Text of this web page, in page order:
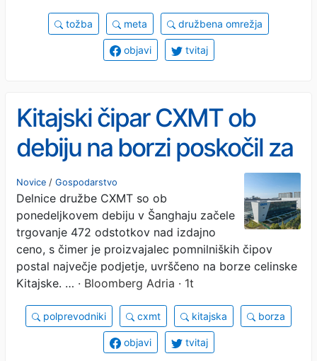
tožba meta družbena omrežja
objavi tvitaj
Kitajski čipar CXMT ob
debiju na borzi poskočil za
472 odstotkov
Novice / Gospodarstvo
Delnice družbe CXMT so ob
ponedeljkovem debiju v Šanghaju začele
trgovanje 472 odstotkov nad izdajno
ceno, s čimer je proizvajalec pomnilniških čipov
postal največje podjetje, uvrščeno na borze celinske
Kitajske. … · Bloomberg Adria · 1t
polprevodniki cxmt kitajska borza
objavi tvitaj